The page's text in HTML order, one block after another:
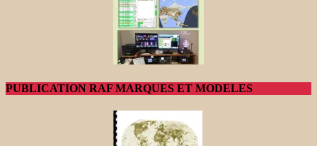
PUBLICATION RAF MARQUES ET MODELES